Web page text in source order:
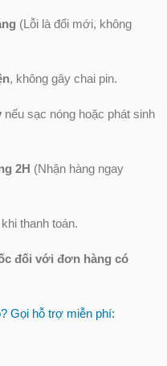
(Lỗi là đổi mới, không
, không gây chai pin.
nếu sạc nóng hoặc phát sinh
2H (Nhận hàng ngay
thanh toán.
đối với đơn hàng có
Gọi hỗ trợ miễn phí: